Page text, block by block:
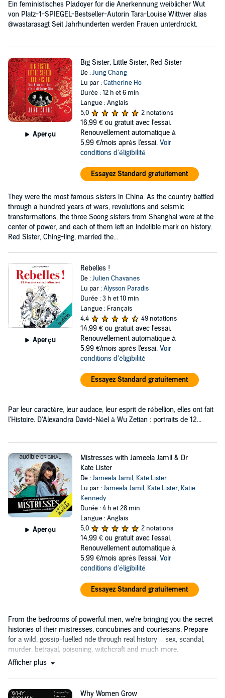
Ein feministisches Plädoyer für die Anerkennung weiblicher Wut
von Platz-1-SPIEGEL-Bestseller-Autorin Tara-Louise Wittwer alias
@wastarasagt Seit Jahrhunderten werden Frauen unterdrückt.
Aperçu
Big Sister, Little Sister, Red Sister
De :Jung Chang
Lu par :Catherine Ho
Durée : 12 h et 6 min
Langue : Anglais
5,0
2 notations
16,99 € ou gratuit avec l'essai.
Renouvellement automatique à
5,99 €/mois après l'essai. Voir
conditions d'éligibilité
Essayez Standard gratuitement
They were the most famous sisters in China. As the country battled
through a hundred years of wars, revolutions and seismic
transformations, the three Soong sisters from Shanghai were at the
center of power, and each of them left an indelible mark on history.
Red Sister, Ching-ling, married the...
Aperçu
Rebelles !
De :Julien Chavanes
Lu par :Alysson Paradis
Durée : 3 h et 10 min
Langue : Français
4,4
49 notations
14,99 € ou gratuit avec l'essai.
Renouvellement automatique à
5,99 €/mois après l'essai. Voir
conditions d'éligibilité
Essayez Standard gratuitement
Par leur caractère, leur audace, leur esprit de rébellion, elles ont fait
l'Histoire. D'Alexandra David-Néel à Wu Zetian : portraits de 12...
Aperçu
Mistresses with Jameela Jamil & Dr
Kate Lister
De :Jameela Jamil, Kate Lister
Lu par :Jameela Jamil, Kate Lister, Katie
Kennedy
Durée : 4 h et 28 min
Langue : Anglais
5,0
2 notations
14,99 € ou gratuit avec l'essai.
Renouvellement automatique à
5,99 €/mois après l'essai. Voir
conditions d'éligibilité
Essayez Standard gratuitement
From the bedrooms of powerful men, we're bringing you the secret
histories of their mistresses, concubines and courtesans. Prepare
for a wild, gossip-fuelled ride through real history – sex, scandal,
murder, betrayal, poisoning, witchcraft and much more.
Afficher plus
Why Women Grow